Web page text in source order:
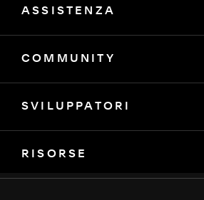
ASSISTENZA
COMMUNITY
SVILUPPATORI
RISORSE